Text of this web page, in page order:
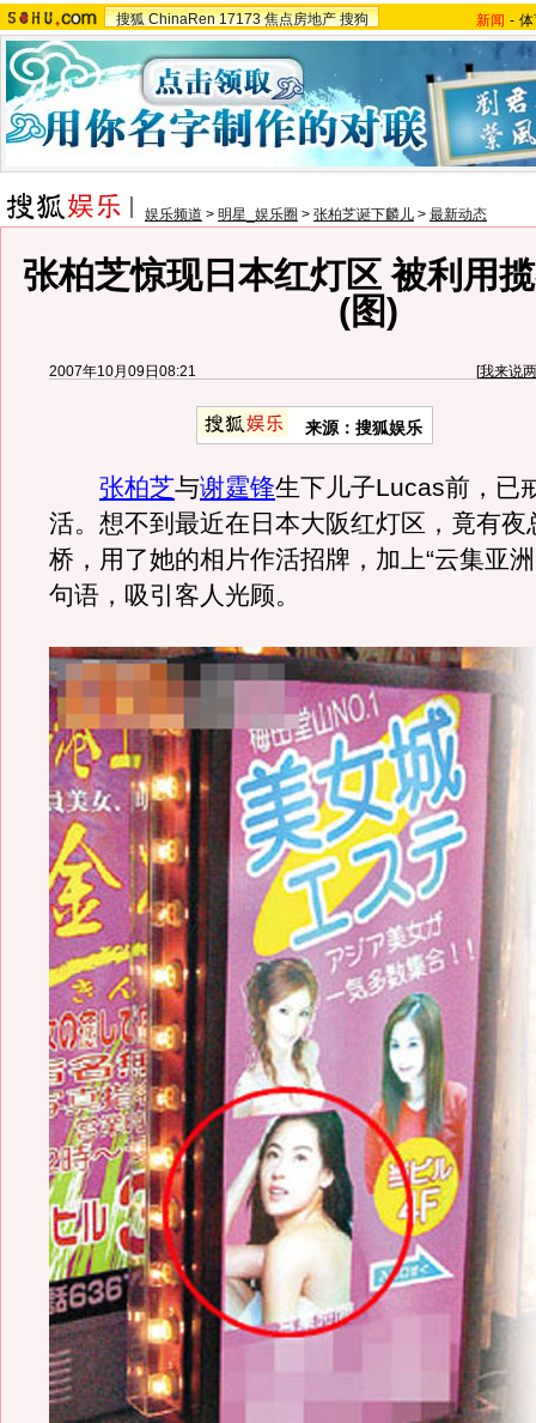
搜狐 ChinaRen 17173 焦点房地产 搜狗 新闻 -
娱乐频道 > 明星_娱乐圈 > 张柏芝诞下麟儿 > 最新动态
张柏芝惊现日本红灯区 被利用
(图)
2007年10月09日08:21 [我来说
来源：搜狐娱乐
张柏芝与谢霆锋生下儿子Lucas前，已
活。想不到最近在日本大阪红灯区，竟有夜
桥，用了她的相片作活招牌，加上“云集亚
句语，吸引客人光顾。